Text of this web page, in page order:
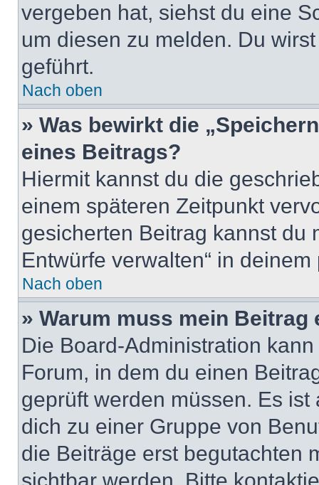
vergeben hat, siehst du eine
um diesen zu melden. Du
geführt.
Nach oben
» Was bewirkt die
eines Beitrags?
Hiermit kannst du die
einem späteren Zeitpunkt
gesicherten Beitrag kannst du
Entwürfe verwalten“ in
Nach oben
» Warum muss mein
Die Board-Administration
Forum, in dem du einen
geprüft werden müssen. Es
dich zu einer Gruppe von
die Beiträge erst begutachten